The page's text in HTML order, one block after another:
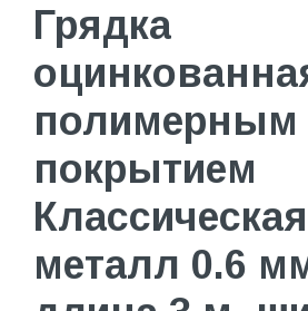
Грядка
полимерным
покрытием
металл 0.6